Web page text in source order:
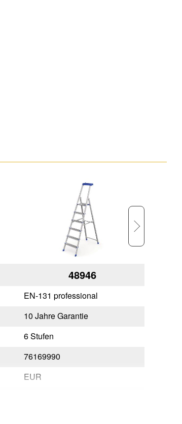
48946
EN-131 professional
10 Jahre Garantie
6 Stufen
76169990
EUR